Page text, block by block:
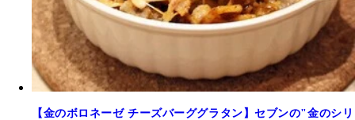
【金のボロネーゼ チーズバーググラタン】セブンの"金のシリ